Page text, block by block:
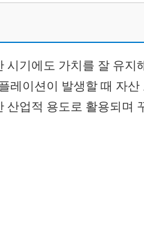
기에도 가치를 잘 유지
레이션이 발생할 때 자
산업적 용도로 활용되며